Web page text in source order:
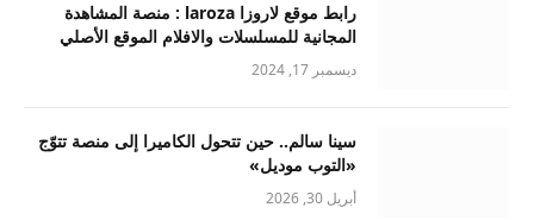
رابط موقع لاروزا laroza : منصة المشاهدة
المجانية للمسلسلات والافلام الموقع الأصلي
ديسمبر 17, 2024
سينا سالم.. حين تتحول الكاميرا إلى منصة تتوّج
«التوب موديل»
أبريل 30, 2026